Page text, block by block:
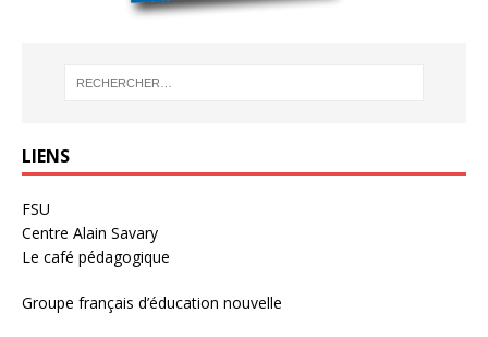
LIENS
FSU
Centre Alain Savary
Le café pédagogique
Groupe français d’éducation nouvelle